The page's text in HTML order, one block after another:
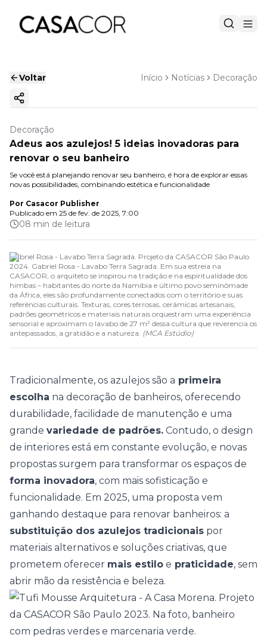
Voltar Início Notícias Decoração
Copiar link
Decoração
Adeus aos azulejos! 5 ideias inovadoras para
renovar o seu banheiro
Se você está planejando renovar seu banheiro, é hora de explorar essas
novas possibilidades, combinando estética e funcionalidade
Por Casacor Publisher
Publicado em 25 de fev. de 2025, 7:00
08 min de leitura
Gabriel Rosa - Lavabo Terra Sagrada. Projeto da CASACOR São Paulo
2024. Gabriel Rosa - Lavabo Terra Sagrada. Em sua estreia na
CASACOR, o arquiteto se inspirou na tradição e na espiritualidade dos
himbas – habitantes do norte da Namíbia e último povo seminômade
da África, eles são profundamente conectados com o território e suas
referências culturais. Texturas, cores terrosas, cerâmicas artesanais,
padrões geométricos e materiais naturais orquestram uma experiência
sensorial e aproximam o lavabo de 27 m² dessa cultura que reverencia os
antepassados, a gratidão e a natureza. (MCA Estúdio)
Tradicionalmente, os azulejos são a primeira
escolha na decoração de banheiros, oferecendo
durabilidade, facilidade de manutenção e uma
grande variedade de padrões. Contudo, o design
de interiores está em constante evolução, e novas
propostas surgem para transformar os espaços de
forma inovadora, com mais sofisticação e
funcionalidade. Em 2025, uma proposta vem
ganhando destaque para renovar banheiros: a
substituição dos azulejos tradicionais por
materiais alternativos e soluções criativas, que
prometem oferecer mais estilo e praticidade, sem
abrir mão da resistência e beleza.